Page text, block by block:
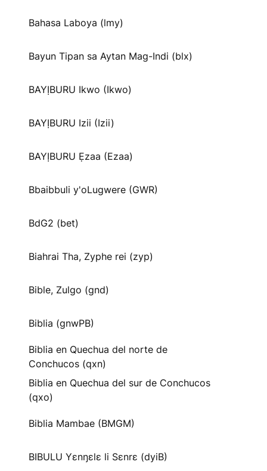
Bahasa Laboya (lmy)
Bayun Tipan sa Aytan Mag-Indi (blx)
BAYỊBURU Ikwo (Ikwo)
BAYỊBURU Izii (Izii)
BAYỊBURU Ẹzaa (Ezaa)
Bbaibbuli y'oLugwere (GWR)
BdG2 (bet)
Biahrai Tha, Zyphe rei (zyp)
Bible, Zulgo (gnd)
Biblia (gnwPB)
Biblia en Quechua del norte de
Conchucos (qxn)
Biblia en Quechua del sur de Conchucos
(qxo)
Biblia Mambae (BMGM)
BIBULU Yɛnŋɛlɛ li Sɛnrɛ (dyiB)